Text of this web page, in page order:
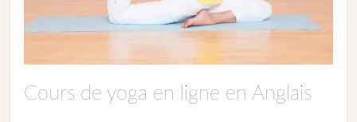
Cours de yoga en ligne en Anglais